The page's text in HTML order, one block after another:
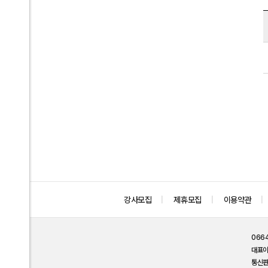
강사모집 제휴모집 이용약관
대표
통신